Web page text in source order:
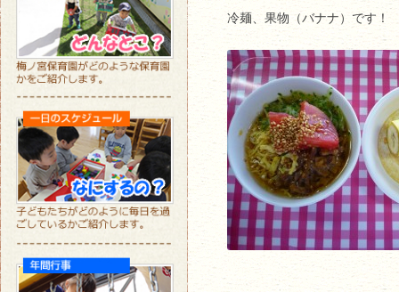
冷麺、果物（バナナ）です！